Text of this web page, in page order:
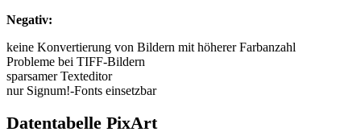
Negativ:
keine Konvertierung von Bildern mit höherer Farbanzahl
Probleme bei TIFF-Bildern
sparsamer Texteditor
nur Signum!-Fonts einsetzbar
Datentabelle PixArt